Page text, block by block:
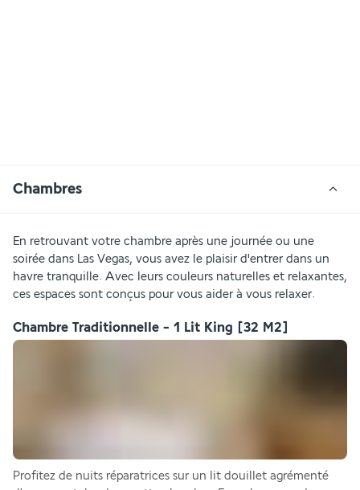
Chambres
En retrouvant votre chambre après une journée ou une
soirée dans Las Vegas, vous avez le plaisir d'entrer dans un
havre tranquille. Avec leurs couleurs naturelles et relaxantes,
ces espaces sont conçus pour vous aider à vous relaxer.
Chambre Traditionnelle - 1 Lit King [32 M2]
Profitez de nuits réparatrices sur un lit douillet agrémenté